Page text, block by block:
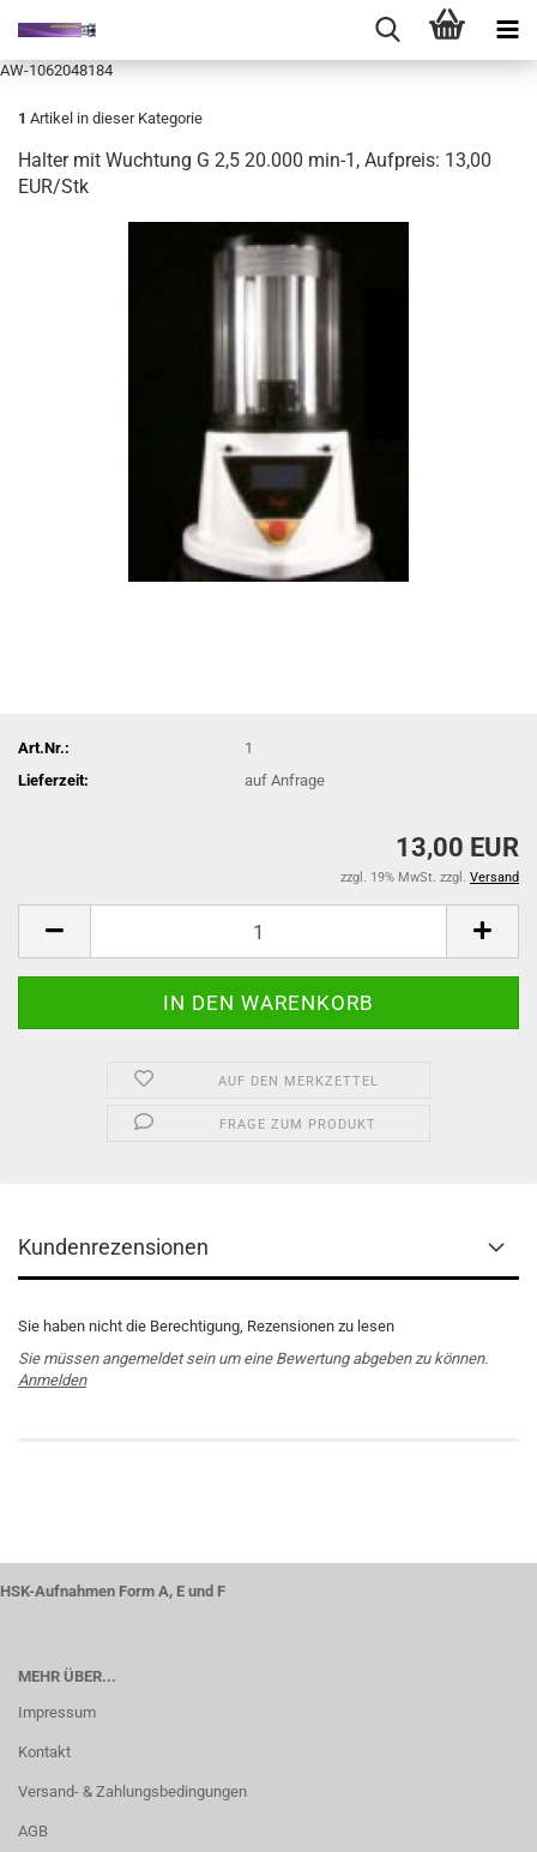
AW-1062048184
1 Artikel in dieser Kategorie
Halter mit Wuchtung G 2,5 20.000 min-1, Aufpreis: 13,00
EUR/Stk
Art.Nr.:
1
Lieferzeit:
auf Anfrage
13,00 EUR
zzgl. 19% MwSt. zzgl. Versand
AUF DEN MERKZETTEL
FRAGE ZUM PRODUKT
Kundenrezensionen
Sie haben nicht die Berechtigung, Rezensionen zu lesen
Sie müssen angemeldet sein um eine Bewertung abgeben zu können.
Anmelden
HSK-Aufnahmen Form A, E und F
MEHR ÜBER...
Impressum
Kontakt
Versand- & Zahlungsbedingungen
AGB